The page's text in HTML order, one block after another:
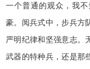
一个普通的观众，我
豪。阅兵式中，步兵方
严明纪律和坚强意志。
武器的特种兵，还是那